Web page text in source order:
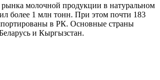
молочной продукции в натуральном
более 1 млн тонн. При этом почти 183
в РК. Основные страны
и Кыргызстан.